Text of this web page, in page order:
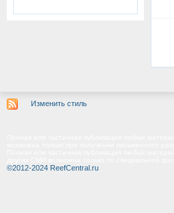
Изменить стиль
©2012-2024 ReefCentral.ru